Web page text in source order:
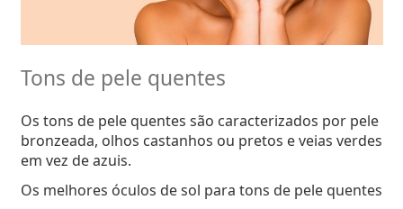
Tons de pele quentes
Os tons de pele quentes são caracterizados por pele
bronzeada, olhos castanhos ou pretos e veias verdes
em vez de azuis.
Os melhores óculos de sol para tons de pele quentes